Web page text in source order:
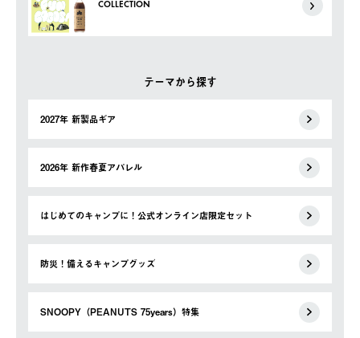
COLLECTION
テーマから探す
2027年 新製品ギア
2026年 新作春夏アパレル
はじめてのキャンプに！公式オンライン店限定セット
防災！備えるキャンプグッズ
SNOOPY（PEANUTS 75years）特集